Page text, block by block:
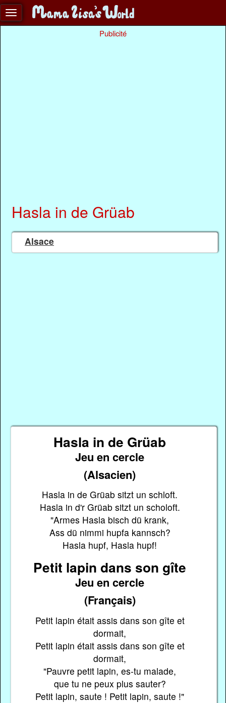
Publicité
Hasla in de Grüab
Alsace
Hasla in de Grüab
Jeu en cercle
(Alsacien)
Hasla in de Grüab sitzt un schloft.
Hasla in d'r Grüab sitzt un scholoft.
"Armes Hasla bisch dü krank,
Ass dü nimmi hupfa kannsch?
Hasla hupf, Hasla hupf!
Petit lapin dans son gîte
Jeu en cercle
(Français)
Petit lapin était assis dans son gîte et
dormait,
Petit lapin était assis dans son gîte et
dormait,
"Pauvre petit lapin, es-tu malade,
que tu ne peux plus sauter?
Petit lapin, saute ! Petit lapin, saute !"